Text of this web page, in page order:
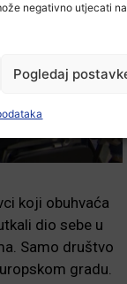
negativno utjecati na
Pogledaj
koji obuhvaća
dio sebe u
Samo društvo
gradu.